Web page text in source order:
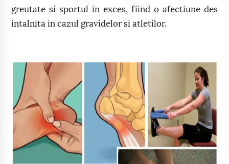
greutate si sportul in exces, fiind o afectiune des
intalnita in cazul gravidelor si atletilor.